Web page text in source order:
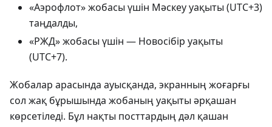
«Аэрофлот» жобасы үшін Мәскеу уақыты (UTC+3)
таңдалды,
«РЖД» жобасы үшін — Новосібір уақыты
(UTC+7).
Жобалар арасында ауысқанда, экранның жоғарғы
сол жақ бұрышында жобаның уақыты әрқашан
көрсетіледі. Бұл нақты посттардың дәл қашан